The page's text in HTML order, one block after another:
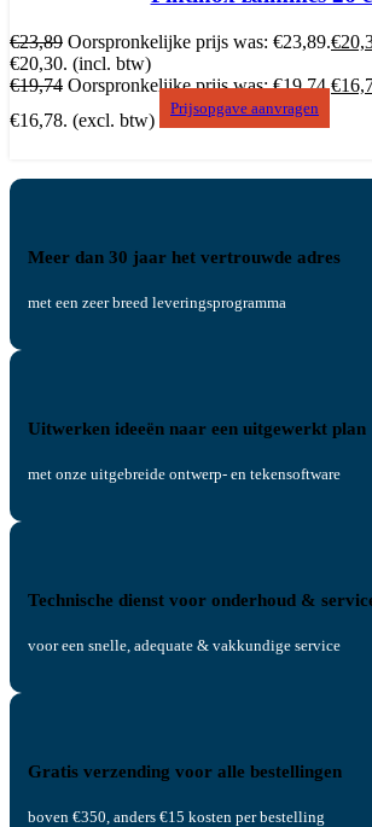
€23,89 Oorspronkelijke prijs was: €23,89.€
€20,30. (incl. btw)
€19,74 Oorspronkelijke prijs was: €19,74.€
€16,78. (excl. btw)
Prijsopgave aanvragen
Meer dan 30 jaar het vertrouwde adres
met een zeer breed leveringsprogramma
Uitwerken ideeën naar een uitgewerkt plan
met onze uitgebreide ontwerp- en tekensoftware
Technische dienst voor onderhoud &
voor een snelle, adequate & vakkundige service
Gratis verzending voor alle bestellingen
boven €350, anders €15 kosten per bestelling